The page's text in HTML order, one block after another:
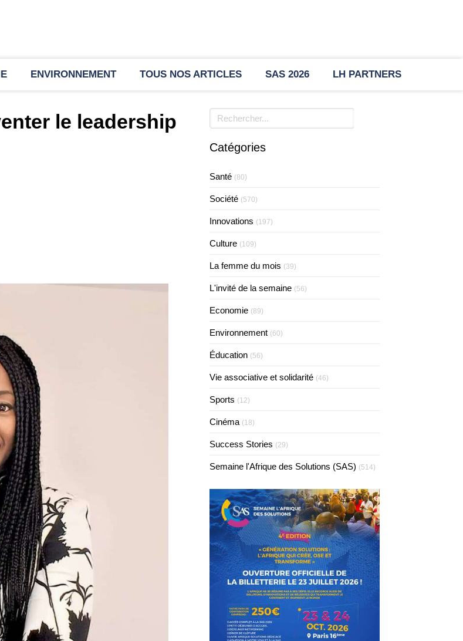
ENVIRONNEMENT TOUS NOS ARTICLES SAS 2026 LH PARTNERS
le leadership
Rechercher
Catégories
Santé (80)
Société (570)
Innovations (197)
Culture (109)
La femme du mois (39)
L'invité de la semaine (56)
Economie (89)
Environnement (60)
Éducation (56)
Vie associative et solidarité (46)
Sports (12)
Cinéma (18)
Success Stories (29)
Semaine l'Afrique des Solutions (SAS) (514)